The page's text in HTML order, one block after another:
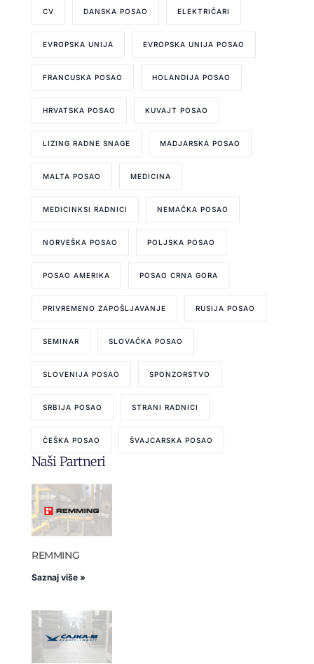
CV DANSKA POSAO ELEKTRIČARI
EVROPSKA UNIJA EVROPSKA UNIJA POSAO
FRANCUSKA POSAO HOLANDIJA POSAO
HRVATSKA POSAO KUVAJT POSAO
LIZING RADNE SNAGE MADJARSKA POSAO
MALTA POSAO MEDICINA
MEDICINKSI RADNICI NEMAČKA POSAO
NORVEŠKA POSAO POLJSKA POSAO
POSAO AMERIKA POSAO CRNA GORA
PRIVREMENO ZAPOŠLJAVANJE RUSIJA POSAO
SEMINAR SLOVAČKA POSAO
SLOVENIJA POSAO SPONZORSTVO
SRBIJA POSAO STRANI RADNICI
ČEŠKA POSAO ŠVAJCARSKA POSAO
Naši Partneri
REMMING
Saznaj više »